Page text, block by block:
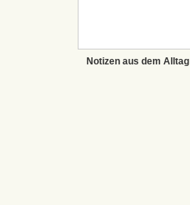
Notizen aus dem Alltag